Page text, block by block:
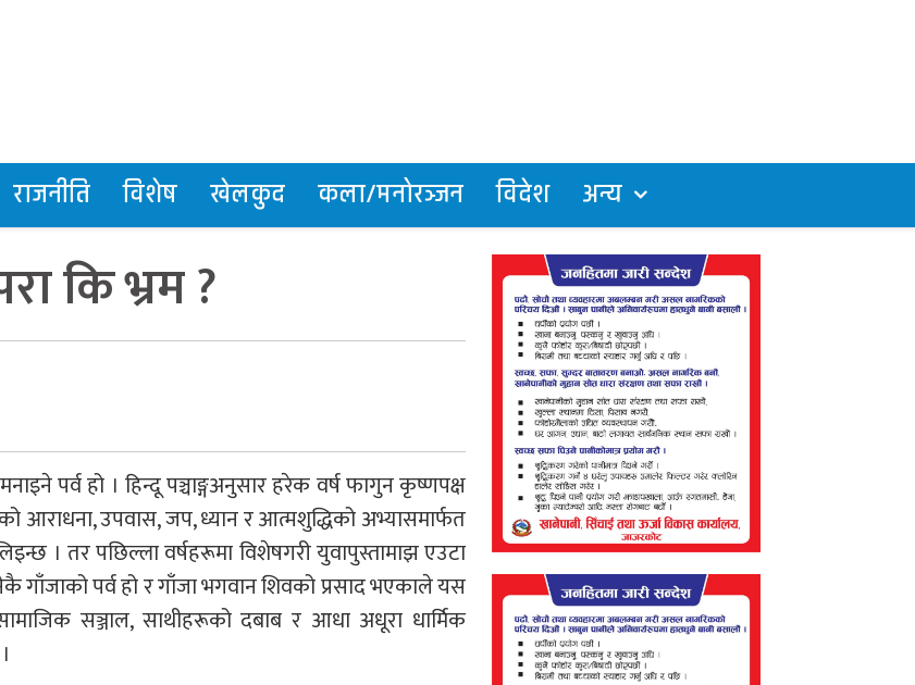
राजनीति विशेष खेलकुद कला/मनोरञ्जन विदेश अन्य
कि भ्रम ?
पर्व हो । हिन्दू पञ्चाङ्गअनुसार हरेक वर्ष फागुन कृष्णपक्ष
आराधना, उपवास, जप, ध्यान र आत्मशुद्धिको अभ्यासमार्फत
। तर पछिल्ला वर्षहरूमा विशेषगरी युवापुस्तामाझ एउटा
गाँजाको पर्व हो र गाँजा भगवान शिवको प्रसाद भएकाले यस
सञ्जाल, साथीहरूको दबाब र आधा अधूरा धार्मिक